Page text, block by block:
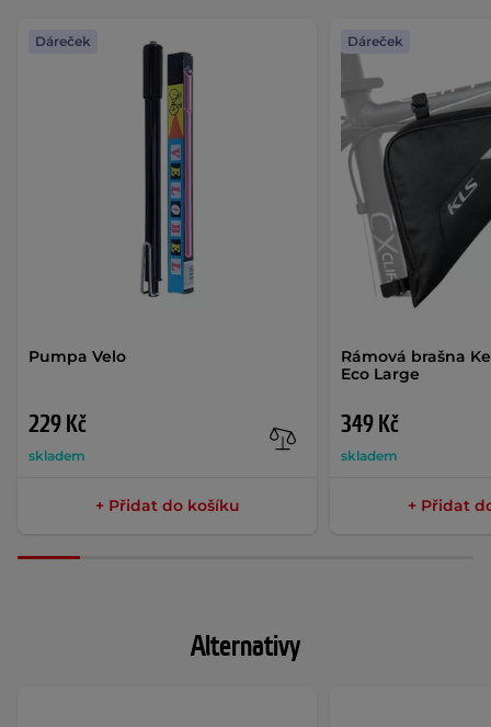
Pumpa Velo
229 Kč
skladem
Dáreček
+ Přidat do košíku
Rámová brašna
Eco Large
349 Kč
skladem
Dáreček
+ Přidat
Alternativy